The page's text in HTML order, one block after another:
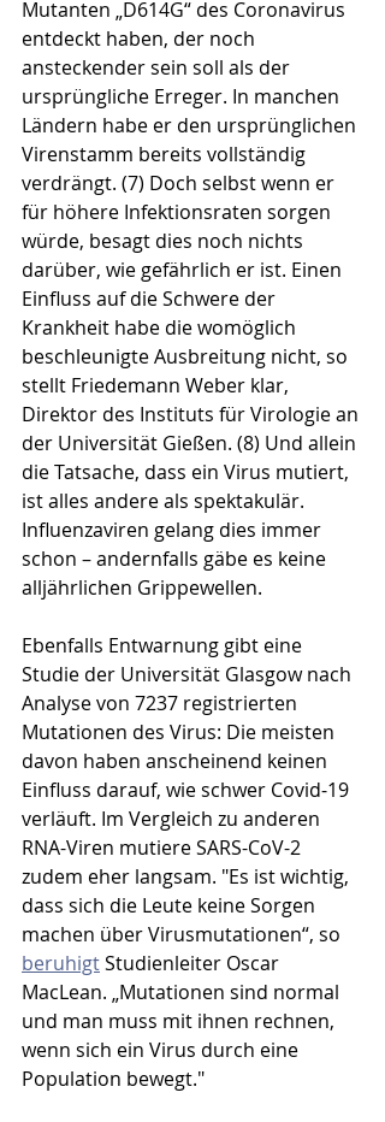
Mutanten „D614G“ des Coronavirus
entdeckt haben, der noch
ansteckender sein soll als der
ursprüngliche Erreger. In manchen
Ländern habe er den ursprünglichen
Virenstamm bereits vollständig
verdrängt. (7) Doch selbst wenn er
für höhere Infektionsraten sorgen
würde, besagt dies noch nichts
darüber, wie gefährlich er ist. Einen
Einfluss auf die Schwere der
Krankheit habe die womöglich
beschleunigte Ausbreitung nicht, so
stellt Friedemann Weber klar,
Direktor des Instituts für Virologie an
der Universität Gießen. (8) Und allein
die Tatsache, dass ein Virus mutiert,
ist alles andere als spektakulär.
Influenzaviren gelang dies immer
schon – andernfalls gäbe es keine
alljährlichen Grippewellen.
Ebenfalls Entwarnung gibt eine
Studie der Universität Glasgow nach
Analyse von 7237 registrierten
Mutationen des Virus: Die meisten
davon haben anscheinend keinen
Einfluss darauf, wie schwer Covid-19
verläuft. Im Vergleich zu anderen
RNA-Viren mutiere SARS-CoV-2
zudem eher langsam. "Es ist wichtig,
dass sich die Leute keine Sorgen
machen über Virusmutationen“, so
beruhigt Studienleiter Oscar
MacLean. „Mutationen sind normal
und man muss mit ihnen rechnen,
wenn sich ein Virus durch eine
Population bewegt."